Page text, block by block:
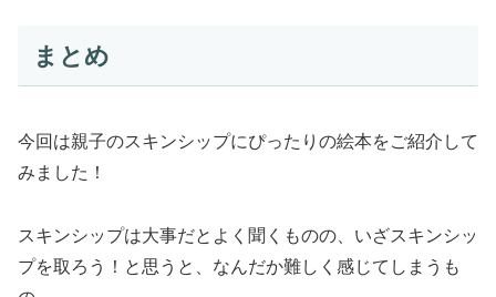
まとめ
今回は親子のスキンシップにぴったりの絵本をご紹介して
みました！
スキンシップは大事だとよく聞くものの、いざスキンシッ
プを取ろう！と思うと、なんだか難しく感じてしまうも